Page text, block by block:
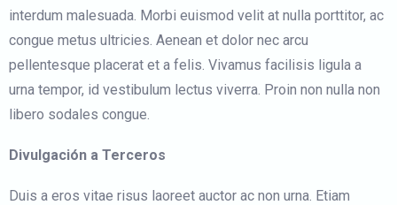
interdum malesuada. Morbi euismod velit at nulla porttitor, ac
congue metus ultricies. Aenean et dolor nec arcu
pellentesque placerat et a felis. Vivamus facilisis ligula a
urna tempor, id vestibulum lectus viverra. Proin non nulla non
libero sodales congue.
Divulgación a Terceros
Duis a eros vitae risus laoreet auctor ac non urna. Etiam